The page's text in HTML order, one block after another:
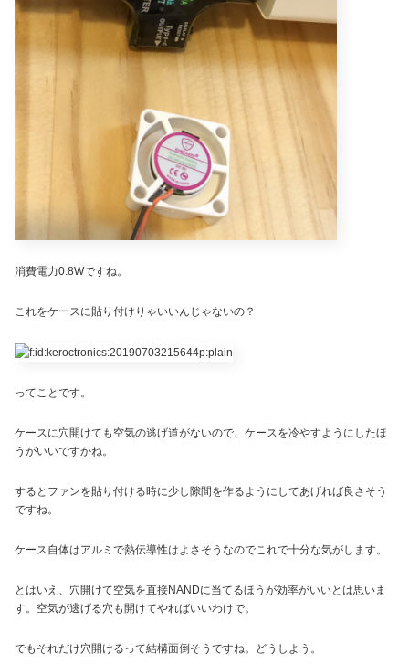
消費電力0.8Wですね。
これをケースに貼り付けりゃいいんじゃないの？
ってことです。
ケースに穴開けても空気の逃げ道がないので、ケースを冷やすようにしたほ
うがいいですかね。
するとファンを貼り付ける時に少し隙間を作るようにしてあげれば良さそう
ですね。
ケース自体はアルミで熱伝導性はよさそうなのでこれで十分な気がします。
とはいえ、穴開けて空気を直接NANDに当てるほうが効率がいいとは思いま
す。空気が逃げる穴も開けてやればいいわけで。
でもそれだけ穴開けるって結構面倒そうですね。どうしよう。